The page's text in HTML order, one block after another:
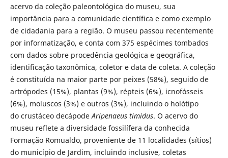
acervo da coleção paleontológica do museu, sua
importância para a comunidade científica e como exemplo
de cidadania para a região. O museu passou recentemente
por informatização, e conta com 375 espécimes tombados
com dados sobre procedência geológica e geográfica,
identificação taxonômica, coletor e data de coleta. A coleção
é constituída na maior parte por peixes (58%), seguido de
artrópodes (15%), plantas (9%), répteis (6%), icnofósseis
(6%), moluscos (3%) e outros (3%), incluindo o holótipo
do crustáceo decápodeAripenaeus timidus. O acervo do
museu reflete a diversidade fossilífera da conhecida
Formação Romualdo, proveniente de 11 localidades (sítios)
do município de Jardim, incluindo inclusive, coletas